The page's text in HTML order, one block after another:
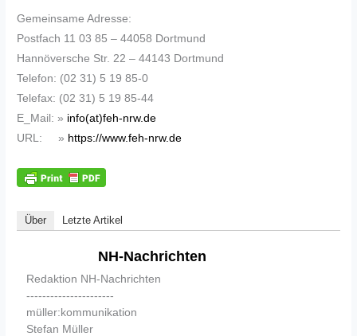
Gemeinsame Adresse:
Postfach 11 03 85 – 44058 Dortmund
Hannöversche Str. 22 – 44143 Dortmund
Telefon: (02 31) 5 19 85-0
Telefax: (02 31) 5 19 85-44
E_Mail: » info(at)feh-nrw.de
URL: » https://www.feh-nrw.de
Über Letzte Artikel
NH-Nachrichten
Redaktion NH-Nachrichten
----------------------
müller:kommunikation
Stefan Müller